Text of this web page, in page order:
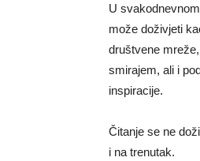
U
može doživjeti
društvene
smirajem, ali i
inspiracije.
Čitanje se ne
i na trenutak.